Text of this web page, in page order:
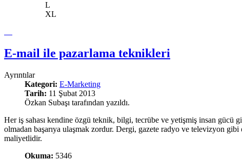
L
XL
E-mail ile pazarlama teknikleri
Ayrıntılar
Kategori: E-Marketing
Tarih: 11 Şubat 2013
Özkan Subaşı tarafından yazıldı.
Her iş sahası kendine özgü teknik, bilgi, tecrübe ve yetişmiş insan
olmadan başarıya ulaşmak zordur. Dergi, gazete radyo ve televizyon gibi
maliyetlidir.
Okuma: 5346